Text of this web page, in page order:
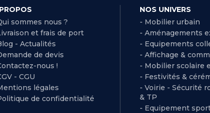
sommes nous ?
et frais de port
- Actualités
de devis
nous !
- CGU
légales
de confidentialité
NOS UNIVERS
- Mobilier urbain
- Aménagements
- Equipements
- Affichage &
- Mobilier scolaire
- Festivités &
- Voirie - Sécurité
& TP
- Equipement